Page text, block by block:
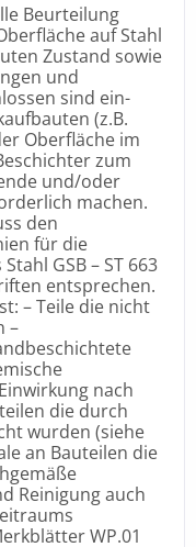
Beurteilung
auf Stahl
Zustand sowie
und
sind ein-
(z.B.
Oberfläche im
zum
und/oder
machen.
den
für die
GSB – ST 663
entsprechen.
– Teile die nicht
–
nach
die durch
wurden (siehe
an Bauteilen die
Reinigung auch
WP.01